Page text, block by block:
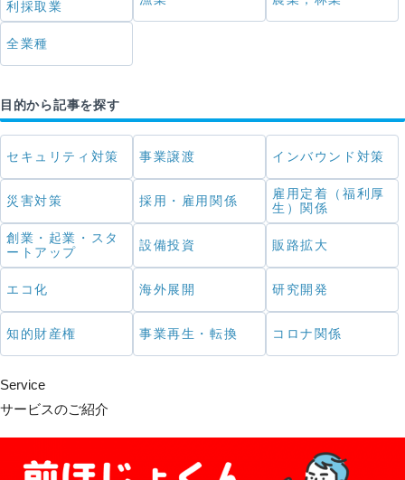
利採取業
全業種
目的から記事を探す
セキュリティ対策 事業譲渡 インバウンド対策
災害対策 採用・雇用関係
雇用定着（福利厚
生）関係
創業・起業・スタ
ートアップ
設備投資 販路拡大
エコ化 海外展開 研究開発
知的財産権 事業再生・転換 コロナ関係
Service
サービスのご紹介